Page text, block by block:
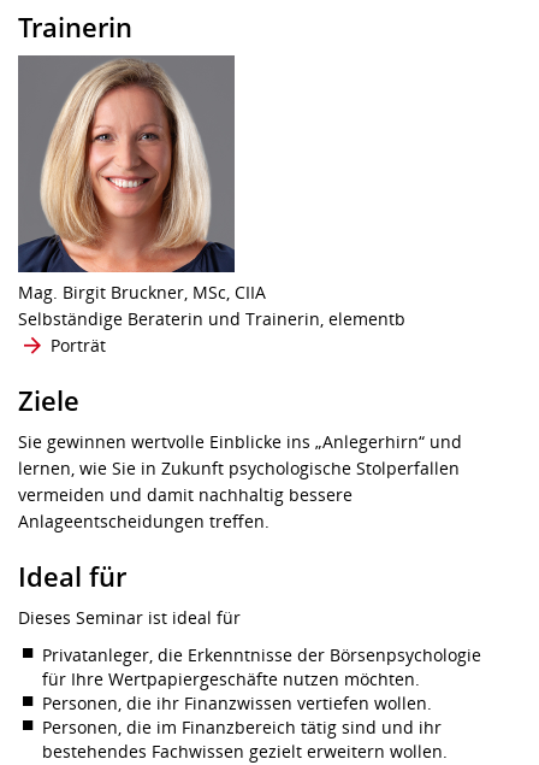
Trainerin
Mag. Birgit Bruckner, MSc, CIIA
Selbständige Beraterin und Trainerin, elementb
Porträt
Ziele
Sie gewinnen wertvolle Einblicke ins „Anlegerhirn“ und
lernen, wie Sie in Zukunft psychologische Stolperfallen
vermeiden und damit nachhaltig bessere
Anlageentscheidungen treffen.
Ideal für
Dieses Seminar ist ideal für
Privatanleger, die Erkenntnisse der Börsenpsychologie
für Ihre Wertpapiergeschäfte nutzen möchten.
Personen, die ihr Finanzwissen vertiefen wollen.
Personen, die im Finanzbereich tätig sind und ihr
bestehendes Fachwissen gezielt erweitern wollen.